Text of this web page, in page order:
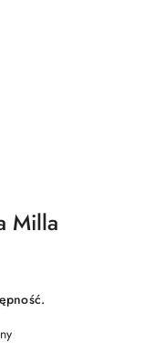
Milla